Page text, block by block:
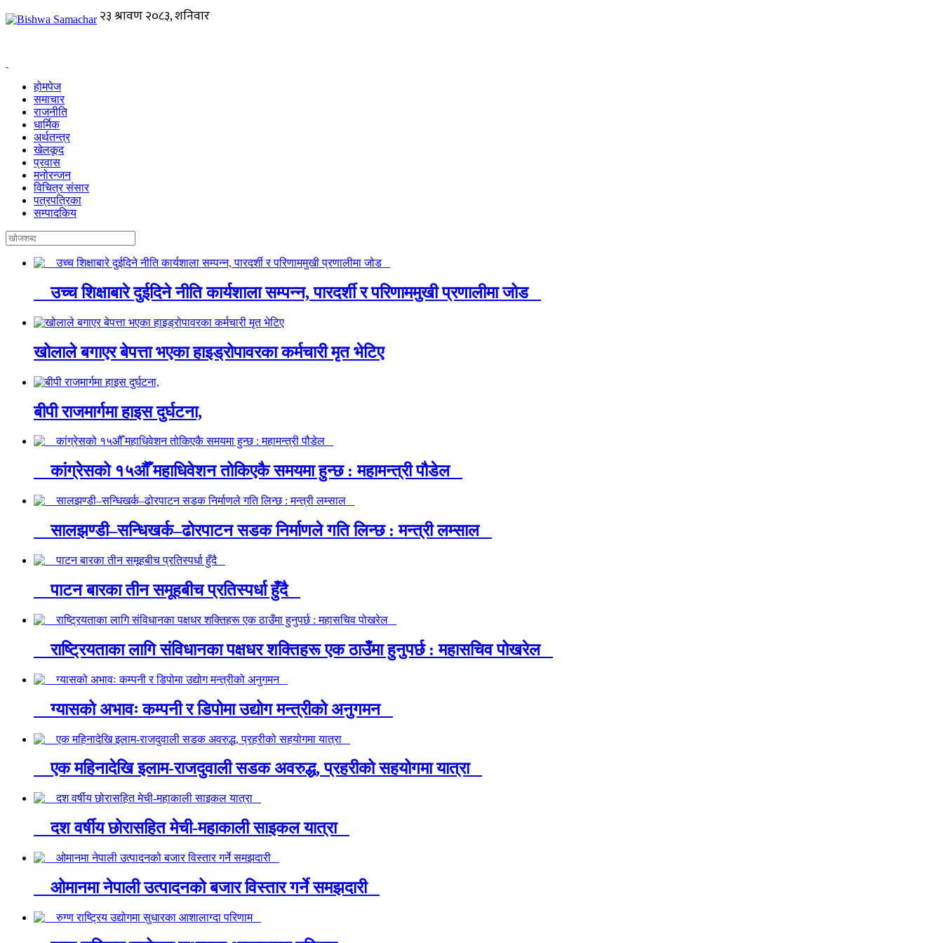
होमपेज
समाचार
राजनीति
धार्मिक
अर्थतन्त्र
खेलकूद
प्रवास
मनोरन्जन
विचित्र संसार
पत्रपत्रिका
सम्पादकिय
उच्च शिक्षाबारे दुईदिने नीति कार्यशाला सम्पन्न, पारदर्शी र परिणाममुखी प्रणालीमा जोड
खोलाले बगाएर बेपत्ता भएका हाइड्रोपावरका कर्मचारी मृत भेटिए
बीपी राजमार्गमा हाइस दुर्घटना,
कांग्रेसको १५औँ महाधिवेशन तोकिएकै समयमा हुन्छ : महामन्त्री पौडेल
सालझण्डी–सन्धिखर्क–ढोरपाटन सडक निर्माणले गति लिन्छ : मन्त्री लम्साल
पाटन बारका तीन समूहबीच प्रतिस्पर्धा हुँदै
राष्ट्रियताका लागि संविधानका पक्षधर शक्तिहरू एक ठाउँमा हुनुपर्छ : महासचिव पोखरेल
ग्यासको अभावः कम्पनी र डिपोमा उद्योग मन्त्रीको अनुगमन
एक महिनादेखि इलाम-राजदुवाली सडक अवरुद्ध, प्रहरीको सहयोगमा यात्रा
दश वर्षीय छोरासहित मेची-महाकाली साइकल यात्रा
ओमानमा नेपाली उत्पादनको बजार विस्तार गर्ने समझदारी